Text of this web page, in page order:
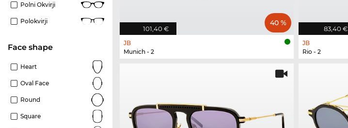
Polni Okvirji
Polokvirji
Face shape
Heart
Oval Face
Round
Square
101,40 €
40 %
JB
Munich - 2
83,40 €
JB
Rio - 2